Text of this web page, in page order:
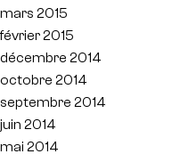
mars 2015
février 2015
décembre 2014
octobre 2014
septembre 2014
juin 2014
mai 2014